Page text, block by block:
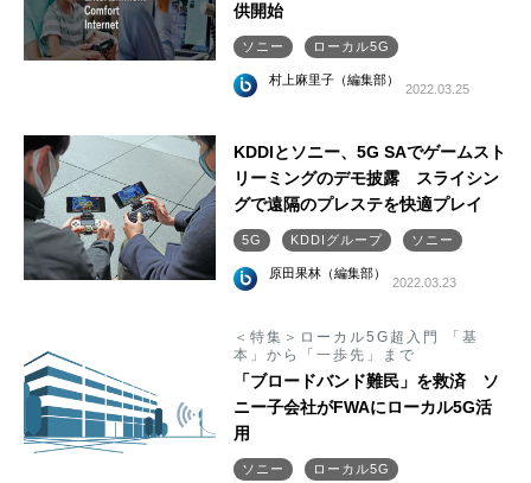
供開始
ソニー ローカル5G
村上麻里子（編集部）
2022.03.25
KDDIとソニー、5G SAでゲームスト
リーミングのデモ披露 スライシン
グで遠隔のプレステを快適プレイ
5G KDDIグループ ソニー
原田果林（編集部）
2022.03.23
＜特集＞ローカル5G超入門 「基
本」から「一歩先」まで
「ブロードバンド難民」を救済 ソ
ニー子会社がFWAにローカル5G活
用
ソニー
ローカル5G